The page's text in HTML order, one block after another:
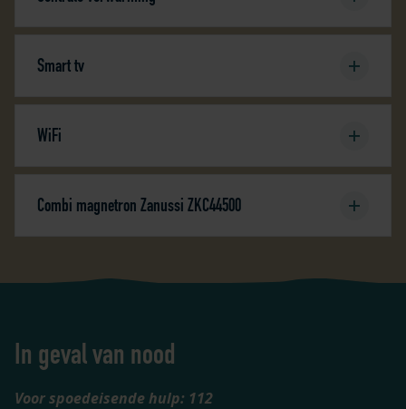
Smart tv
WiFi
Combi magnetron Zanussi ZKC44500
In geval van nood
Voor spoedeisende hulp: 112